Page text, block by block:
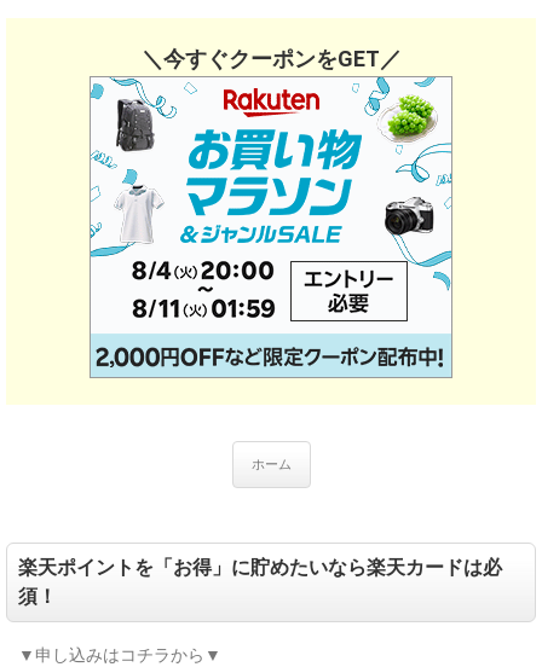
＼今すぐクーポンをGET／
ホーム
楽天ポイントを「お得」に貯めたいなら楽天カードは必
須！
▼申し込みはコチラから▼